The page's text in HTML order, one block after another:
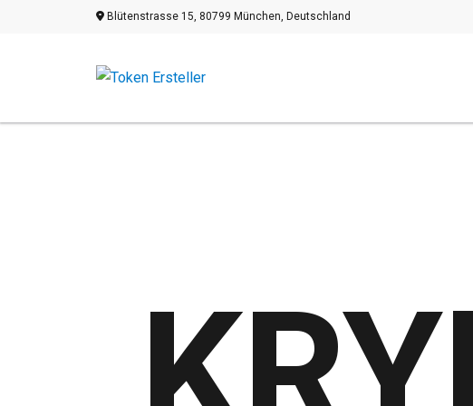
Blütenstrasse 15, 80799 München, Deutschland